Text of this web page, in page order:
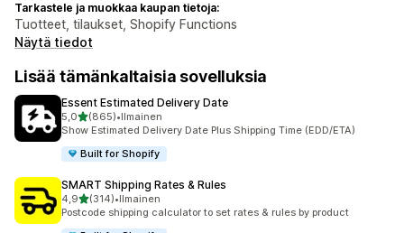
Tarkastele ja muokkaa kaupan tietoja:
Tuotteet, tilaukset, Shopify Functions
Näytä tiedot
Lisää tämänkaltaisia sovelluksia
Essent Estimated Delivery Date
5,0/ 5 tähteä
(865)
865 arvostelua yhteensä
•Ilmainen
Show Estimated Delivery Date Plus Shipping Time (EDD/ETA)
Built for Shopify
SMART Shipping Rates & Rules
4,9/ 5 tähteä
(314)
314 arvostelua yhteensä
•Ilmainen
Postcode shipping calculator to set rates & rules by product